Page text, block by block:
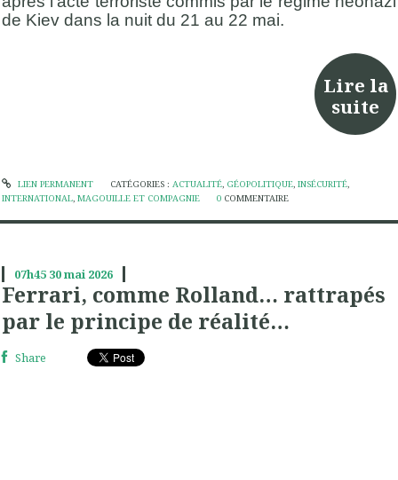
de Kiev dans la nuit du 21 au 22 mai.
Lire la
suite
LIEN PERMANENT CATÉGORIES : ACTUALITÉ, GÉOPOLITIQUE, INSÉCURITÉ,
INTERNATIONAL, MAGOUILLE ET COMPAGNIE 0 COMMENTAIRE
07h45 30mai 2026
Ferrari, comme Rolland… rattrapés
par le principe de réalité…
Share